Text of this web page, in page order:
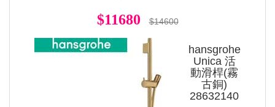
$11680 $14600
hansgrohe
Unica 活
動滑桿(霧
古銅)
28632140